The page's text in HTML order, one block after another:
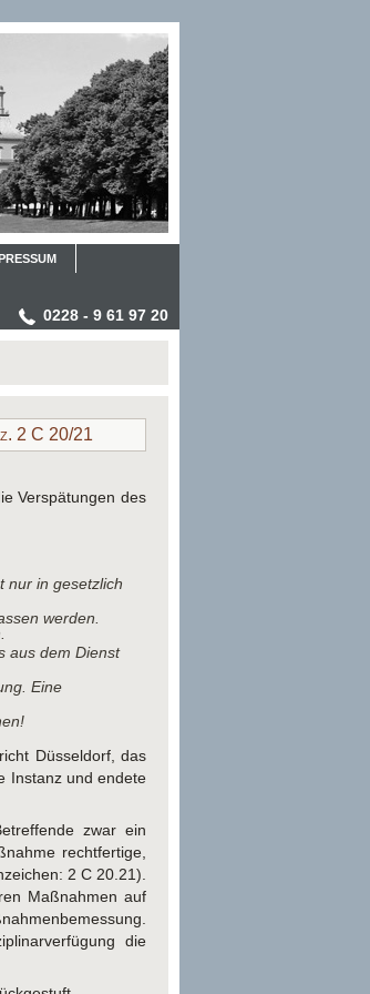
0228 - 9 61 97 20
2 C 20/21
Verspätungen des
nur in gesetzlich
werden.
aus dem Dienst
Eine
Düsseldorf, das
Instanz und endete
zwar ein
rechtfertige,
2 C 20.21).
Maßnahmen auf
die